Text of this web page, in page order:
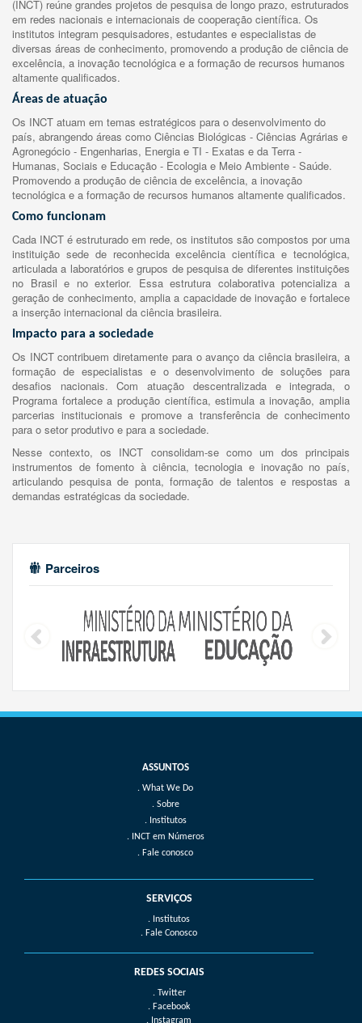
(INCT) reúne grandes projetos de pesquisa de longo prazo, estruturados
em redes nacionais e internacionais de cooperação científica. Os
institutos integram pesquisadores, estudantes e especialistas de
diversas áreas de conhecimento, promovendo a produção de ciência de
excelência, a inovação tecnológica e a formação de recursos humanos
altamente qualificados.
Áreas de atuação
Os INCT atuam em temas estratégicos para o desenvolvimento do
país, abrangendo áreas como Ciências Biológicas - Ciências Agrárias e
Agronegócio - Engenharias, Energia e TI - Exatas e da Terra -
Humanas, Sociais e Educação - Ecologia e Meio Ambiente - Saúde.
Promovendo a produção de ciência de excelência, a inovação
tecnológica e a formação de recursos humanos altamente qualificados.
Como funcionam
Cada INCT é estruturado em rede, os institutos são compostos por uma
instituição sede de reconhecida excelência científica e tecnológica,
articulada a laboratórios e grupos de pesquisa de diferentes instituições
no Brasil e no exterior. Essa estrutura colaborativa potencializa a
geração de conhecimento, amplia a capacidade de inovação e fortalece
a inserção internacional da ciência brasileira.
Impacto para a sociedade
Os INCT contribuem diretamente para o avanço da ciência brasileira, a
formação de especialistas e o desenvolvimento de soluções para
desafios nacionais. Com atuação descentralizada e integrada, o
Programa fortalece a produção científica, estimula a inovação, amplia
parcerias institucionais e promove a transferência de conhecimento
para o setor produtivo e para a sociedade.
Nesse contexto, os INCT consolidam-se como um dos principais
instrumentos de fomento à ciência, tecnologia e inovação no país,
articulando pesquisa de ponta, formação de talentos e respostas a
demandas estratégicas da sociedade.
Parceiros
What We Do
Sobre
Institutos
INCT em Números
Fale conosco
SERVIÇOS
. Institutos
. Fale Conosco
REDES SOCIAIS
. Twitter
. Facebook
. Instagram